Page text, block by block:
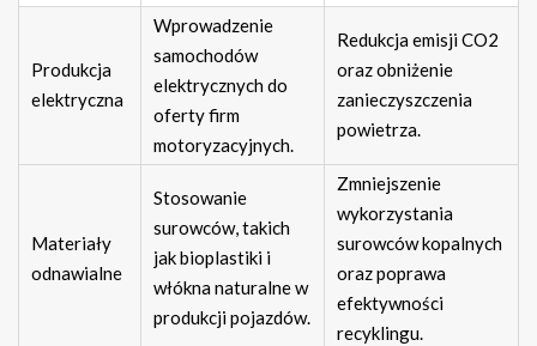
Produkcja
elektryczna
Wprowadzenie
samochodów
elektrycznych do
oferty firm
motoryzacyjnych.
Redukcja emisji CO2
oraz obniżenie
zanieczyszczenia
powietrza.
Materiały
odnawialne
Stosowanie
surowców, takich
jak bioplastiki i
włókna naturalne w
produkcji pojazdów.
Zmniejszenie
wykorzystania
surowców kopalnych
oraz poprawa
efektywności
recyklingu.